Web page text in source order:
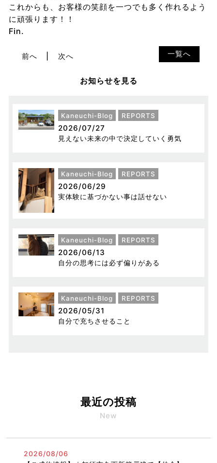
これからも、お客様の笑顔を一つでも多く作れるよう
に頑張ります！！
Fin.
一覧へ
前へ 次へ
お知らせを見る
Kaneuchi-Blog REPORTS
2026/07/27
見えない未来の中で決定していく勇気
Kaneuchi-Blog REPORTS
2026/06/29
実体験に基づかない事は話せない
Kaneuchi-Blog REPORTS
2026/06/13
自分の思考には必ず偏りがある
Kaneuchi-Blog REPORTS
2026/05/31
自分で充ちさせること
最近の投稿
New
2026/08/06